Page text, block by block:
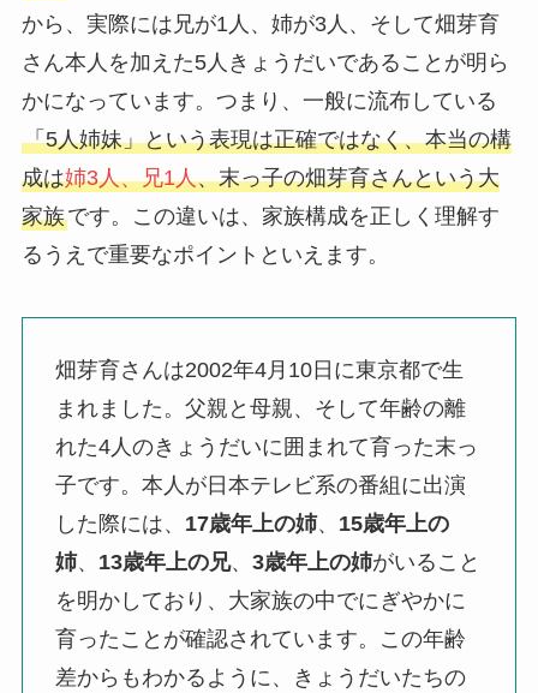
から、実際には兄が1人、姉が3人、そして畑芽育
さん本人を加えた5人きょうだいであることが明ら
かになっています。つまり、一般に流布している
「5人姉妹」という表現は正確ではなく、本当の構
成は姉3人、兄1人、末っ子の畑芽育さんという大
家族です。この違いは、家族構成を正しく理解す
るうえで重要なポイントといえます。
畑芽育さんは2002年4月10日に東京都で生
まれました。父親と母親、そして年齢の離
れた4人のきょうだいに囲まれて育った末っ
子です。本人が日本テレビ系の番組に出演
した際には、 17歳年上の姉、 15歳年上の
姉、 13歳年上の兄、 3歳年上の姉がいること
を明かしており、大家族の中でにぎやかに
育ったことが確認されています。この年齢
差からもわかるように、きょうだいたちの